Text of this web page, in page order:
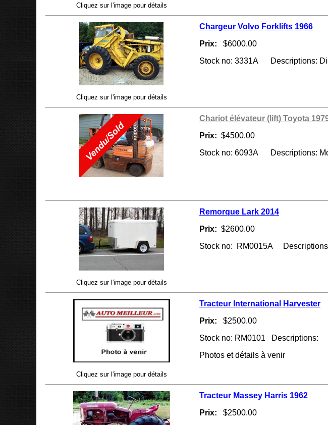
Cliquez sur l'image pour détails
Cliquez sur l'image pour détails
Chargeur Volvo Forklifts 1966
Prix:
$6000.00
Stock no: 3331A Descriptions:
Chariot élévateur (lift) Toyota
Prix: $4500.00
Stock no: 6093A Descriptions:
Cliquez sur l'image pour détails
Remorque Lark 2014
Prix: $2600.00
Stock no: RM0015A
Cliquez sur l'image pour détails
Tracteur International Harvester
Prix:
$2500.00
Stock no: RM0101 Descriptions:
Photos et détails à venir
Tracteur Massey Harris 1962
Prix:
$2500.00